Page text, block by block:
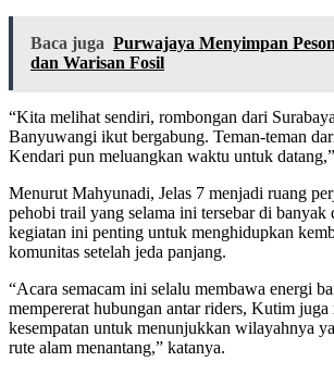
Baca juga Purwajaya Menyimpan
dan Warisan Fosil
“Kita melihat sendiri, rombongan dari
Banyuwangi ikut bergabung. Teman-teman
Kendari pun meluangkan waktu untuk
Menurut Mahyunadi, Jelas 7 menjadi ruang
pehobi trail yang selama ini tersebar di banyak
kegiatan ini penting untuk menghidupkan
komunitas setelah jeda panjang.
“Acara semacam ini selalu membawa energi
mempererat hubungan antar riders, Kutim juga
kesempatan untuk menunjukkan wilayahnya
rute alam menantang,” katanya.